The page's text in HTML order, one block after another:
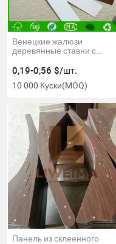
Венецкие жалюзи
деревянные ставни с
0,19-0,56 $/шт.
10 000 Куски(MOQ)
Панель из склеенного